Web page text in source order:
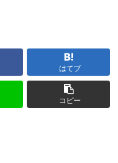
はてブ
コピー